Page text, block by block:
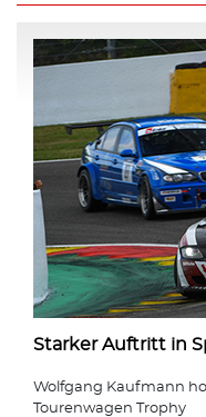
Starker Auftritt in
Wolfgang Kaufmann
Tourenwagen Trophy